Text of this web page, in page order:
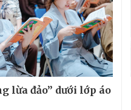
lừa đảo” dưới lớp áo